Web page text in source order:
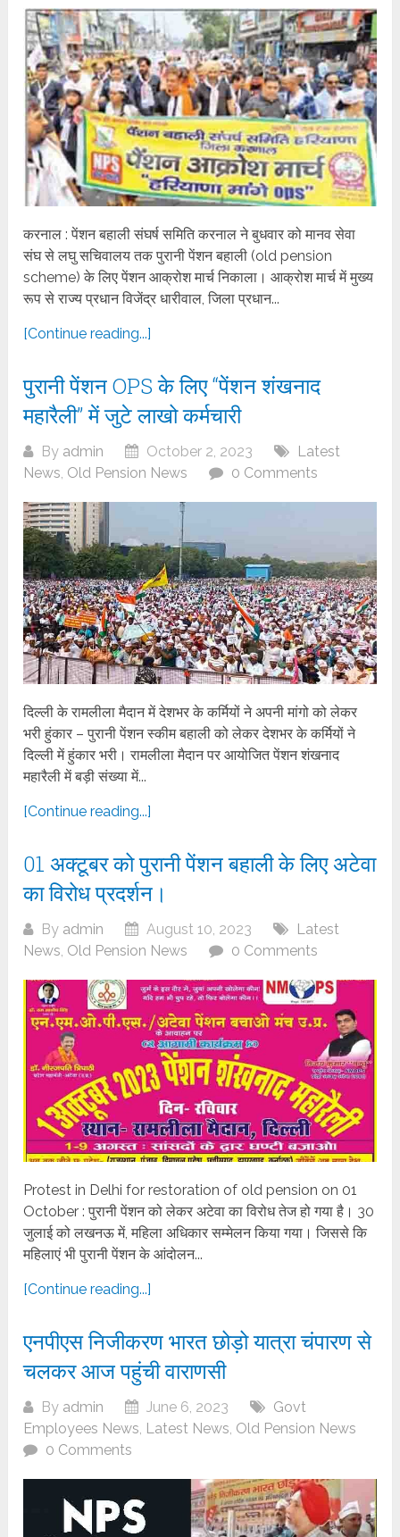
करनाल : पेंशन बहाली संघर्ष समिति करनाल ने बुधवार को मानव सेवा
संघ से लघु सचिवालय तक पुरानी पेंशन बहाली (old pension
scheme) के लिए पेंशन आक्रोश मार्च निकाला। आक्रोश मार्च में मुख्य
रूप से राज्य प्रधान विजेंद्र धारीवाल, जिला प्रधान...
[Continue reading...]
पुरानी पेंशन OPS के लिए “पेंशन शंखनाद
महारैली” में जुटे लाखो कर्मचारी
By admin October 2, 2023
Latest
News, Old Pension News 0 Comments
दिल्ली के रामलीला मैदान में देशभर के कर्मियों ने अपनी मांगो को लेकर
भरी हुंकार – पुरानी पेंशन स्कीम बहाली को लेकर देशभर के कर्मियों ने
दिल्ली में हुंकार भरी। रामलीला मैदान पर आयोजित पेंशन शंखनाद
महारैली में बड़ी संख्या में...
[Continue reading...]
01 अक्टूबर को पुरानी पेंशन बहाली के लिए अटेवा
का विरोध प्रदर्शन।
By admin August 10, 2023
Latest
News, Old Pension News 0 Comments
Protest in Delhi for restoration of old pension on 01
October : पुरानी पेंशन को लेकर अटेवा का विरोध तेज हो गया है। 30
जुलाई को लखनऊ में, महिला अधिकार सम्मेलन किया गया। जिससे कि
महिलाएं भी पुरानी पेंशन के आंदोलन...
[Continue reading...]
एनपीएस निजीकरण भारत छोड़ो यात्रा चंपारण से
चलकर आज पहुंची वाराणसी
By admin June 6, 2023
Govt
Employees News, Latest News, Old Pension News
0 Comments